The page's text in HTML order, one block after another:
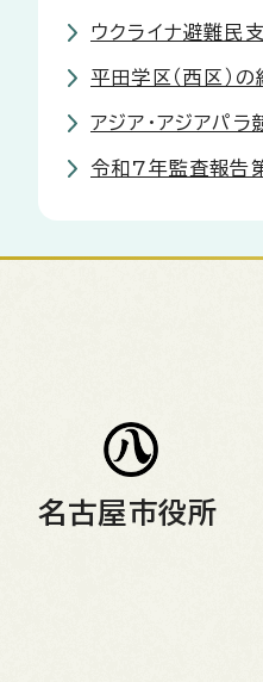
ウクライナ避難民
平田学区（西区）の
アジア・アジアパ
令和7年監査報告
名古屋市役所